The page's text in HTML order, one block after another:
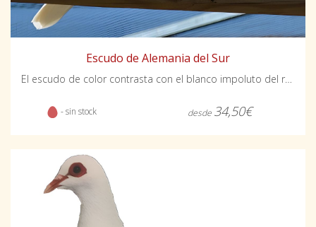
Escudo de Alemania del Sur
El escudo de color contrasta con el blanco impoluto del resto del plumaje. También destaca su concha ancha y muy plumosa.
- sin stock desde 34,50€